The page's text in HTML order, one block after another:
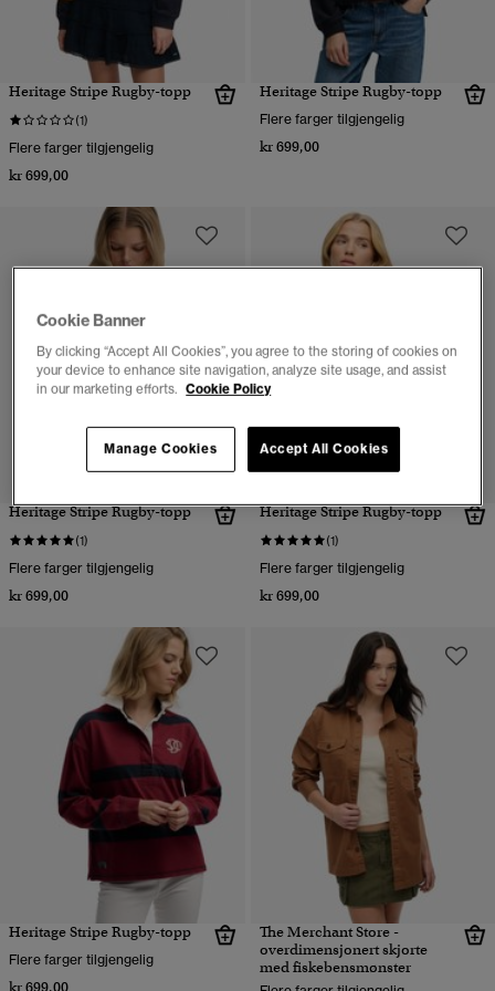
Heritage Stripe Rugby-topp
(1)
Flere farger tilgjengelig
kr 699,00
Heritage Stripe Rugby-topp
Flere farger tilgjengelig
kr 699,00
Heritage Stripe Rugby-topp
(1)
Flere farger tilgjengelig
kr 699,00
Heritage Stripe Rugby-topp
(1)
Flere farger tilgjengelig
kr 699,00
Heritage Stripe Rugby-topp
Flere farger tilgjengelig
kr 699,00
The Merchant Store -
overdimensjonert skjorte
med fiskebensmønster
Cookie Banner
By clicking “Accept All Cookies”, you agree to the storing of cookies on
your device to enhance site navigation, analyze site usage, and assist
in our marketing efforts. Cookie Policy
Accept All Cookies
Manage Cookies